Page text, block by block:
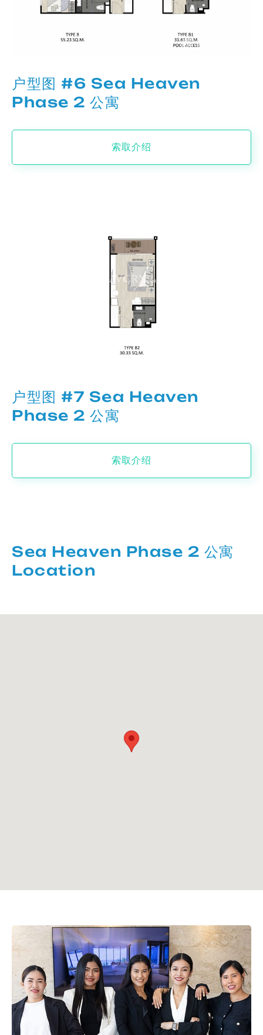
户型图 #6 Sea Heaven
Phase 2 公寓
索取介绍
户型图 #7 Sea Heaven
Phase 2 公寓
索取介绍
Sea Heaven Phase 2 公寓
Location